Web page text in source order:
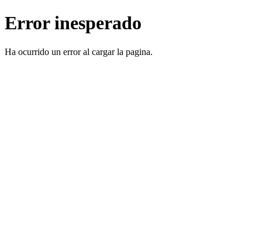
Error inesperado
Ha ocurrido un error al cargar la pagina.